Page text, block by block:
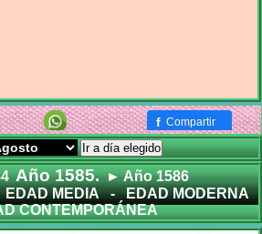
f Compartir
Ir a día elegido
Año 1585. ► Año 1586
EDAD MEDIA - EDAD MODERNA
CONTEMPORÁNEA